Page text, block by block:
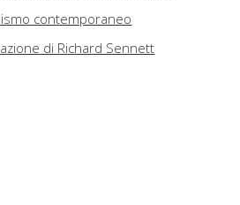
contemporaneo
di Richard Sennett